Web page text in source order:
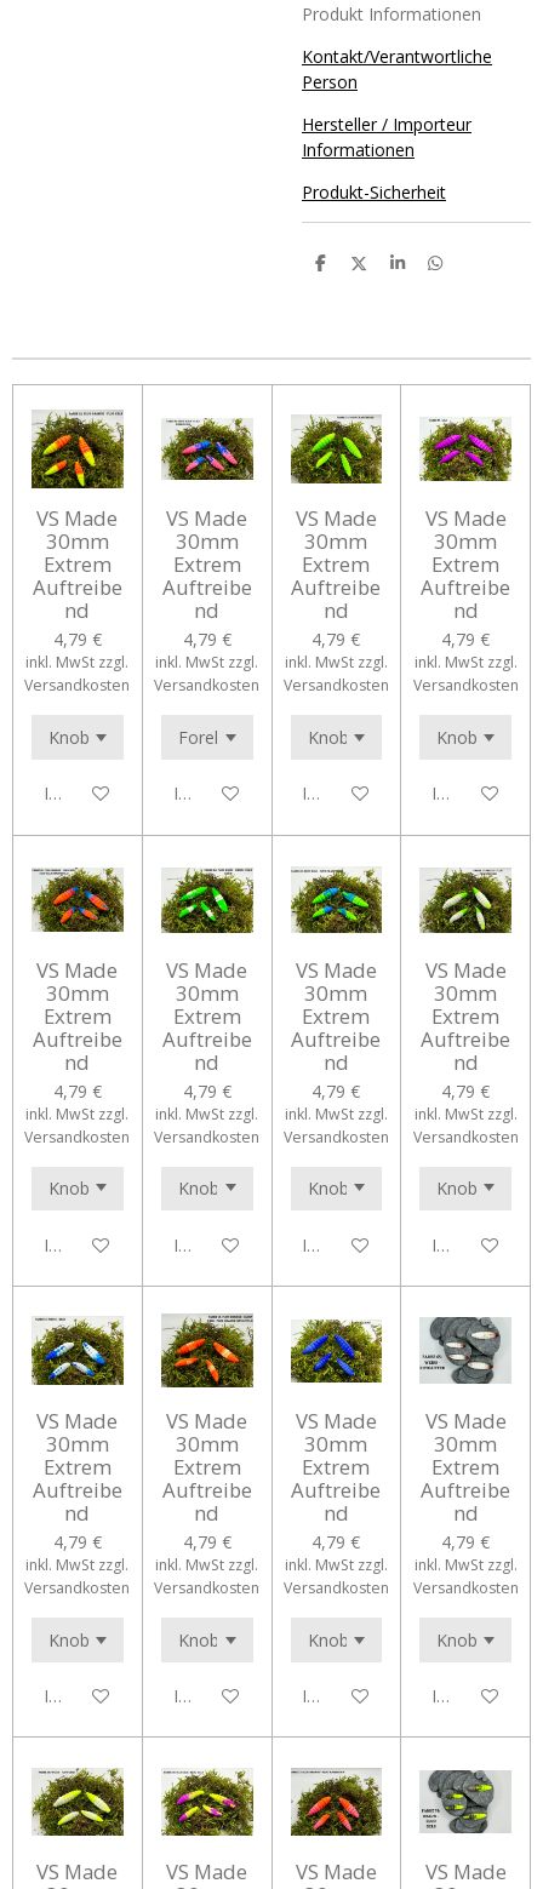
Produkt Informationen
Kontakt/Verantwortliche
Person
Hersteller / Importeur
Informationen
Produkt-Sicherheit
T
n
T
n
T
n
T
n
VS Made
30mm
Extrem
Auftreibe
nd
4,79 €
inkl. MwSt zzgl.
Versandkosten
In den Warenkorb
VS Made
30mm
Extrem
Auftreibe
nd
4,79 €
inkl. MwSt zzgl.
Versandkosten
In den Warenkorb
VS Made
30mm
Extrem
Auftreibe
nd
4,79 €
inkl. MwSt zzgl.
Versandkosten
In den Warenkorb
VS Made
30mm
Extrem
Auftreibe
nd
4,79 €
inkl. MwSt zzgl.
Versandkosten
In den
VS Made
30mm
Extrem
Auftreibe
nd
4,79 €
inkl. MwSt zzgl.
Versandkosten
In den Warenkorb
VS Made
30mm
Extrem
Auftreibe
nd
4,79 €
inkl. MwSt zzgl.
Versandkosten
In den Warenkorb
VS Made
30mm
Extrem
Auftreibe
nd
4,79 €
inkl. MwSt zzgl.
Versandkosten
In den Warenkorb
VS Made
30mm
Extrem
Auftreibe
nd
4,79 €
inkl. MwSt zzgl.
Versandkosten
In den
VS Made
30mm
Extrem
Auftreibe
nd
4,79 €
inkl. MwSt zzgl.
Versandkosten
In den Warenkorb
VS Made
30mm
Extrem
Auftreibe
nd
4,79 €
inkl. MwSt zzgl.
Versandkosten
In den Warenkorb
VS Made
30mm
Extrem
Auftreibe
nd
4,79 €
inkl. MwSt zzgl.
Versandkosten
In den Warenkorb
VS Made
30mm
Extrem
Auftreibe
nd
4,79 €
inkl. MwSt zzgl.
Versandkosten
In den
VS Made
VS Made
VS Made
VS Made